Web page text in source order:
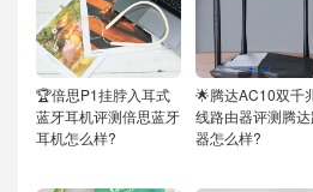
🏆倍思P1挂脖入耳式
蓝牙耳机评测倍思蓝牙
耳机怎么样?
🌟腾达AC10双千
线路由器评测腾
器怎么样?